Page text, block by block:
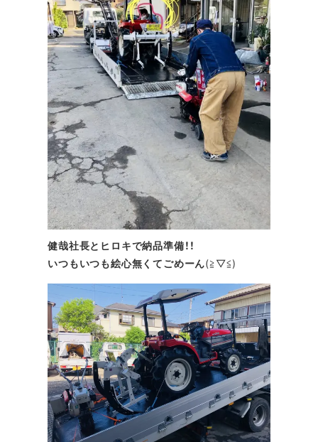
健哉社長とヒロキで納品準備！！
いつもいつも絵心無くてごめーん(≧▽≦)